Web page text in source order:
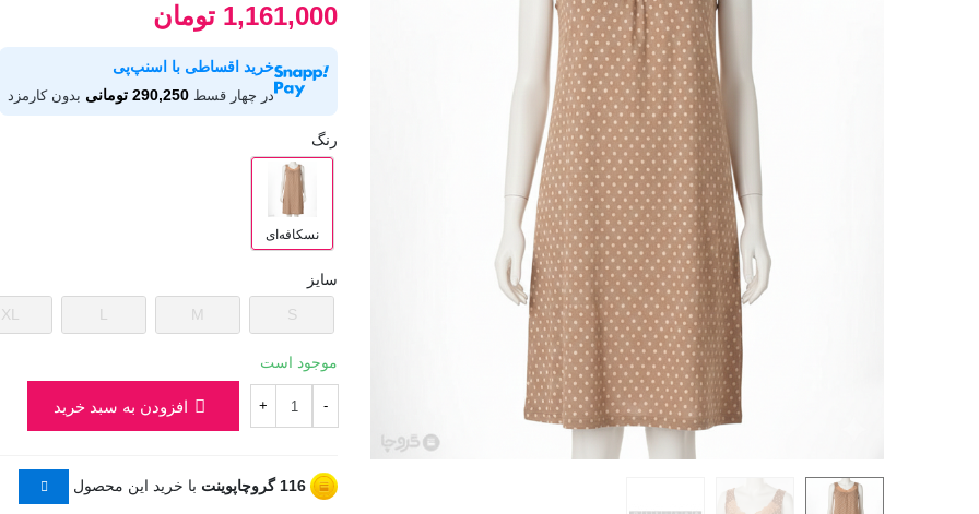
1,161,000 تومان
خرید اقساطی با اسنپ‌پی
در چهار قسط 290,250 تومانی بدون کارمزد
رنگ
نسکافه‌ای
سایز
S
M
L
XL
موجود است
-
+ افزودن به سبد خرید
116 گروچاپوینت با خرید این محصول